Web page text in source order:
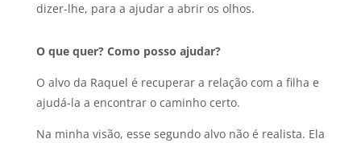
dizer-lhe, para a ajudar a abrir os olhos.
O que quer? Como posso ajudar?
O alvo da Raquel é recuperar a relação com a filha e
ajudá-la a encontrar o caminho certo.
Na minha visão, esse segundo alvo não é realista. Ela